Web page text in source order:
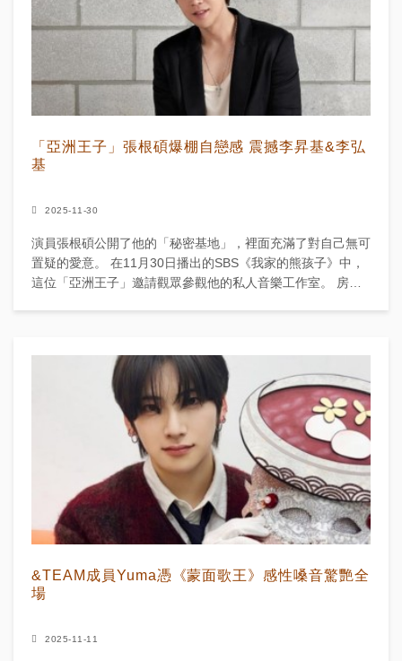
「亞洲王子」張根碩爆棚自戀感 震撼李昇基&李弘
基
2025-11-30
演員張根碩公開了他的「秘密基地」，裡面充滿了對自己無可
置疑的愛意。 在11月30日播出的SBS《我家的熊孩子》中，
這位「亞洲王子」邀請觀眾參觀他的私人音樂工作室。 房間
&TEAM成員Yuma憑《蒙面歌王》感性嗓音驚艷全
場
2025-11-11